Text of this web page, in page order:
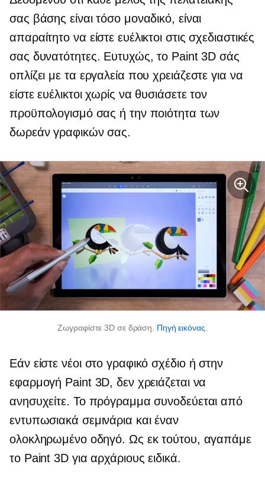
σας βάσης είναι τόσο μοναδικό, είναι
απαραίτητο να είστε ευέλικτοι στις σχεδιαστικές
σας δυνατότητες. Ευτυχώς, το Paint 3D σάς
οπλίζει με τα εργαλεία που χρειάζεστε για να
είστε ευέλικτοι χωρίς να θυσιάσετε τον
προϋπολογισμό σας ή την ποιότητα των
δωρεάν γραφικών σας.
Ζωγραφίστε 3D σε δράση. Πηγή εικόνας
Εάν είστε νέοι στο γραφικό σχέδιο ή στην
εφαρμογή Paint 3D, δεν χρειάζεται να
ανησυχείτε. Το πρόγραμμα συνοδεύεται από
εντυπωσιακά σεμινάρια και έναν
ολοκληρωμένο οδηγό. Ως εκ τούτου, αγαπάμε
το Paint 3D για αρχάριους ειδικά.